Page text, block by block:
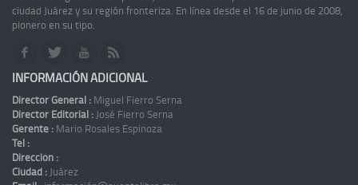
ciudad Juárez y su región fronteriza. En línea desde el 16 de junio de 2008,
pionero en su tipo.
INFORMACIÓN ADICIONAL
Director General : Miguel Fierro Serna
Director Editorial : José Fierro Serna
Gerente : Mario Rosales Espinoza
Tel :
Dirección :
Ciudad : Juárez